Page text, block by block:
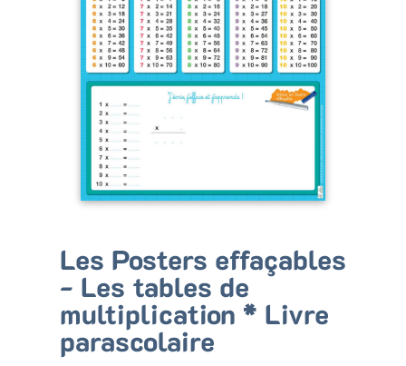
Bénéficiez de tarifs préférentiels
Téléchargez des ressources gratuites
Recevez des informations sur nos nouveautés
Les Posters effaçables
- Les tables de
multiplication * Livre
parascolaire